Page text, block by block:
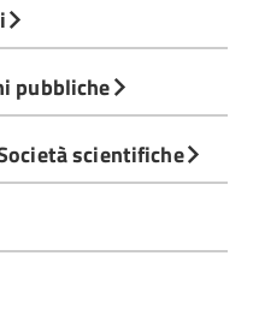
pubbliche
scientifiche